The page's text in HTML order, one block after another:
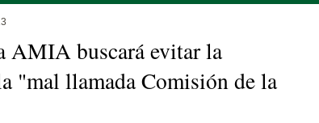
AMIA buscará evitar la
"mal llamada Comisión de la